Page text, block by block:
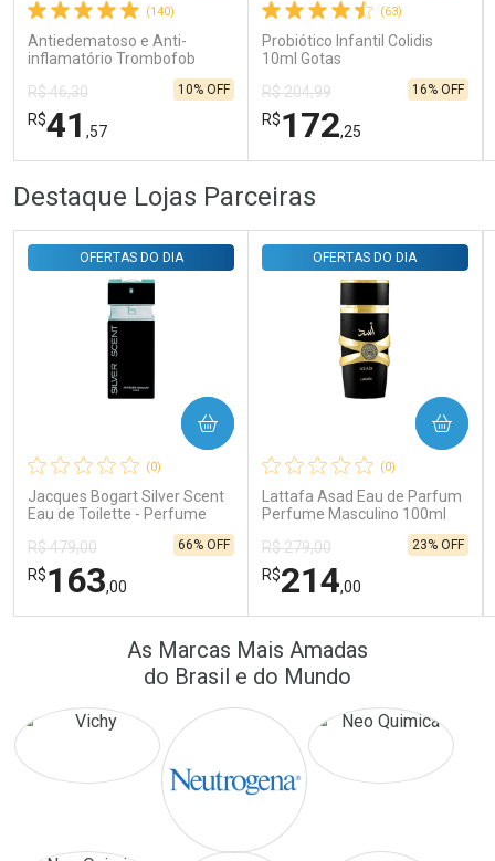
Por R$ 31,35/cada
Por R$ 31,35/cada
(140)
Antiedematoso e Anti-
inflamatório Trombofob
R$ 46,30
R$41 ,57
10% OFF
FECHAR
Laboratório
Comprar sem Desconto
Por R$ 41,57/cada
FECHAR
Por Menos
Comprar sem Desconto
Por R$ 41,57/cada
(63)
Probiótico Infantil Colidis
10ml Gotas
R$ 204,99
R$172,25
16% OFF
Comprar sem Desconto
Por R$ 172,25/cada
Por Menos
Comprar sem Desconto
Por R$ 172,25/cada
Destaque Lojas Parceiras
(0)
Jacques Bogart Silver Scent
Eau de Toilette - Perfume
OFERTAS DO DIA
R$ 479,00
R$163,00
66% OFF
COMPRAR
FECHAR
FECHAR
Por Menos
(0)
Lattafa Asad Eau de Parfum
Perfume Masculino 100ml
OFERTAS DO DIA
R$ 279,00
R$214,00
23% OFF
COMPRAR
Laboratório
Por Menos
As Marcas Mais Amadas
do Brasil e do Mundo